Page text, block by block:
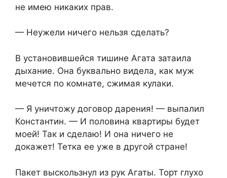
не имею никаких прав.
— Неужели ничего нельзя сделать?
В установившейся тишине Агата затаила
дыхание. Она буквально видела, как муж
мечется по комнате, сжимая кулаки.
— Я уничтожу договор дарения! — выпалил
Константин. — И половина квартиры будет
моей! Так и сделаю! И она ничего не
докажет! Тетка ее уже в другой стране!
Пакет выскользнул из рук Агаты. Торт глухо